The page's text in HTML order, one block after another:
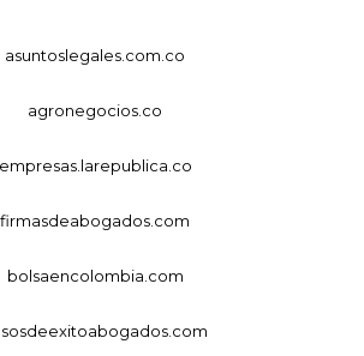
asuntoslegales.com.co
agronegocios.co
empresas.larepublica.co
firmasdeabogados.com
bolsaencolombia.com